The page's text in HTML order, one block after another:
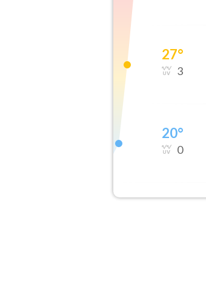
27°
3
20°
0